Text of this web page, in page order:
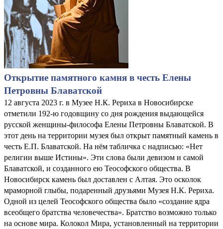
Открытие памятного камня в честь Елены
Петровны Блаватской
12 августа 2023 г. в Музее Н.К. Рериха в Новосибирске
отметили 192-ю годовщину со дня рождения выдающейся
русской женщины-философа Елены Петровны Блаватской. В
этот день на территории музея был открыт памятный камень в
честь Е.П. Блаватской. На нём табличка с надписью: «Нет
религии выше Истины». Эти слова были девизом и самой
Блаватской, и созданного ею Теософского общества. В
Новосибирск камень был доставлен с Алтая. Это осколок
мраморной глыбы, подаренный друзьями Музея Н.К. Рериха.
Одной из целей Теософского общества было «создание ядра
всеобщего братства человечества». Братство возможно только
на основе мира. Колокол Мира, установленный на территории